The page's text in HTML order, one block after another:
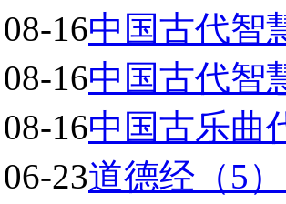
08-16中国古代智
08-16中国古代智
08-16中国古乐曲
06-23道德经（5